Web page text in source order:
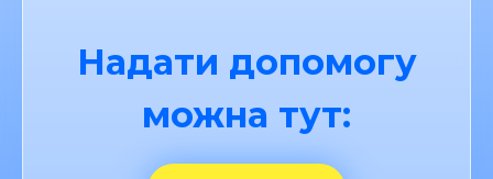
Надати допомогу
можна тут: